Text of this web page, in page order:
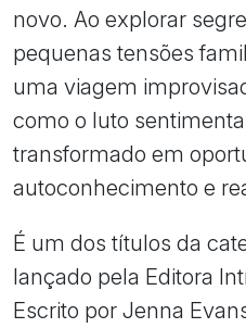
novo. Ao explorar
pequenas tensões
uma viagem
como o luto
transformado em
autoconhecimento e
É um dos títulos da
lançado pela Editora
Escrito por Jenna